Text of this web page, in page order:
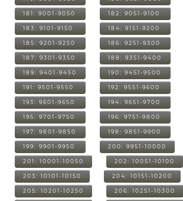
181: 9001-9050 182: 9051-9100
183: 9101-9150 184: 9151-9200
185: 9201-9250 186: 9251-9300
187: 9301-9350 188: 9351-9400
189: 9401-9450 190: 9451-9500
191: 9501-9550 192: 9551-9600
193: 9601-9650 194: 9651-9700
195: 9701-9750 196: 9751-9800
197: 9801-9850 198: 9851-9900
199: 9901-9950 200: 9951-10000
201: 10001-10050 202: 10051-10100
203: 10101-10150 204: 10151-10200
205: 10201-10250 206: 10251-10300